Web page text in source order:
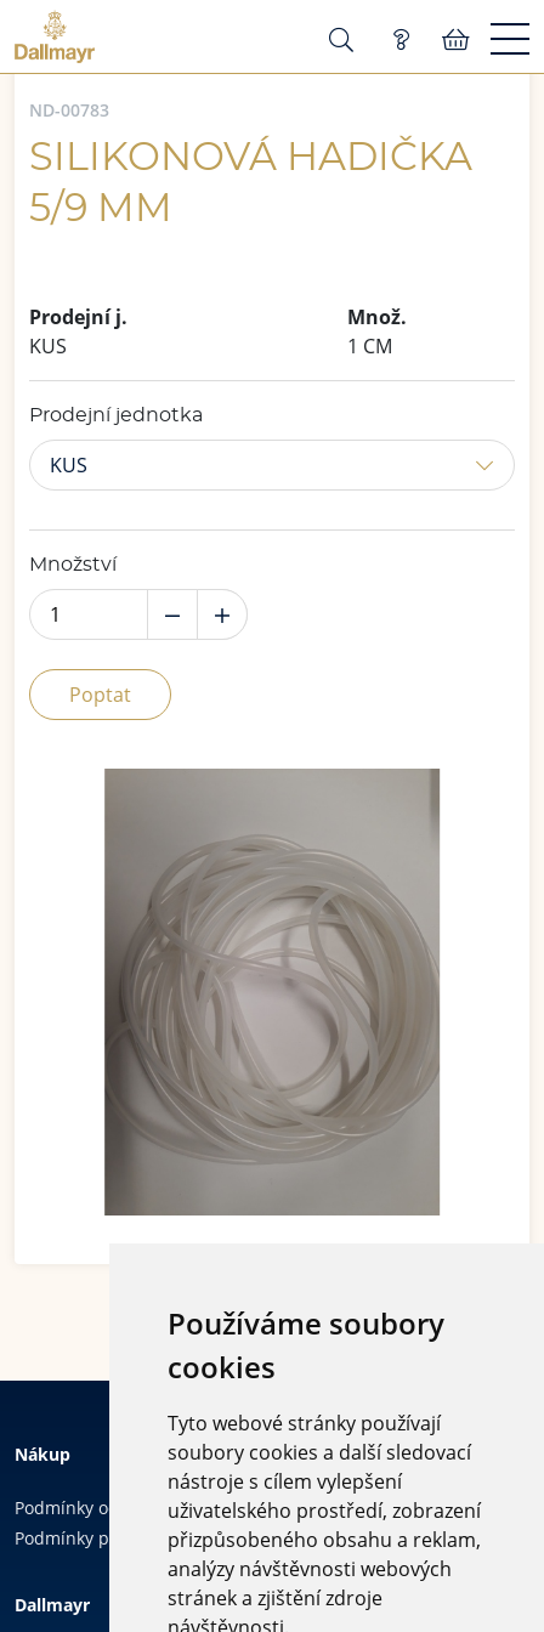
Používáme soubory
cookies
Tyto webové stránky používají
soubory cookies a další sledovací
nástroje s cílem vylepšení
uživatelského prostředí, zobrazení
přizpůsobeného obsahu a reklam,
analýzy návštěvnosti webových
stránek a zjištění zdroje
ND-00783
SILIKONOVÁ HADIČKA
5/9 MM
Prodejní j.
Množ.
KUS
1 CM
Prodejní jednotka
KUS
Množství
Poptat
Nákup
Podmínky ochrany osobních údajů
Podmínky používání cookies
Dallmayr